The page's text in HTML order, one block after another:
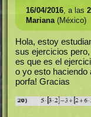
16/04/2016, a las
Mariana(México)
Hola, estoy
sus ejercicios
es que es el
o yo esto haciendo
porfa! Gracias